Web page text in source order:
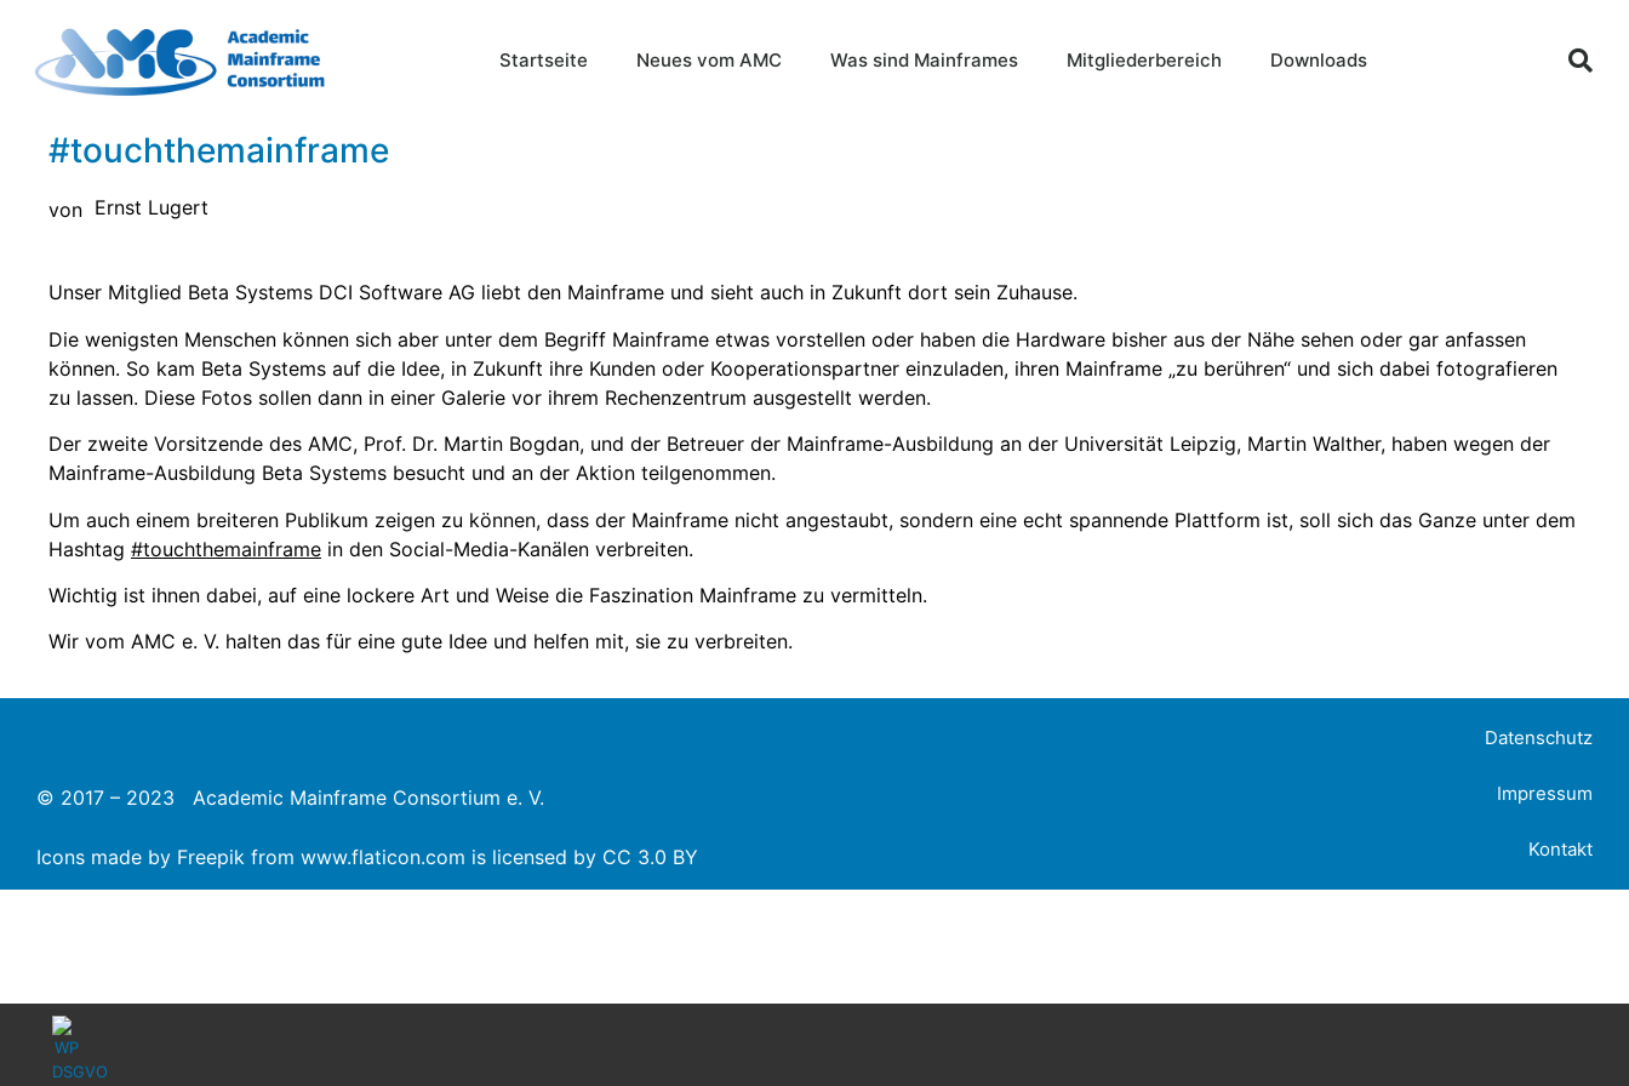
Startseite Neues vom AMC Was sind Mainframes Mitgliederbereich Downloads
#touchthemainframe
von Ernst Lugert
Unser Mitglied Beta Systems DCI Software AG liebt den Mainframe und sieht auch in Zukunft dort sein Zuhause.
Die wenigsten Menschen können sich aber unter dem Begriff Mainframe etwas vorstellen oder haben die Hardware bisher aus der Nähe sehen oder gar anfassen
können. So kam Beta Systems auf die Idee, in Zukunft ihre Kunden oder Kooperationspartner einzuladen, ihren Mainframe „zu berühren“ und sich dabei fotografieren
zu lassen. Diese Fotos sollen dann in einer Galerie vor ihrem Rechenzentrum ausgestellt werden.
Der zweite Vorsitzende des AMC, Prof. Dr. Martin Bogdan, und der Betreuer der Mainframe-Ausbildung an der Universität Leipzig, Martin Walther, haben wegen der
Mainframe-Ausbildung Beta Systems besucht und an der Aktion teilgenommen.
Um auch einem breiteren Publikum zeigen zu können, dass der Mainframe nicht angestaubt, sondern eine echt spannende Plattform ist, soll sich das Ganze unter dem
Hashtag #touchthemainframe in den Social-Media-Kanälen verbreiten.
Wichtig ist ihnen dabei, auf eine lockere Art und Weise die Faszination Mainframe zu vermitteln.
Wir vom AMC e. V. halten das für eine gute Idee und helfen mit, sie zu verbreiten.
© 2017 – 2023 Academic Mainframe Consortium e. V.
Icons made by Freepik from www.flaticon.com is licensed by CC 3.0 BY
Datenschutz
Impressum
Kontakt